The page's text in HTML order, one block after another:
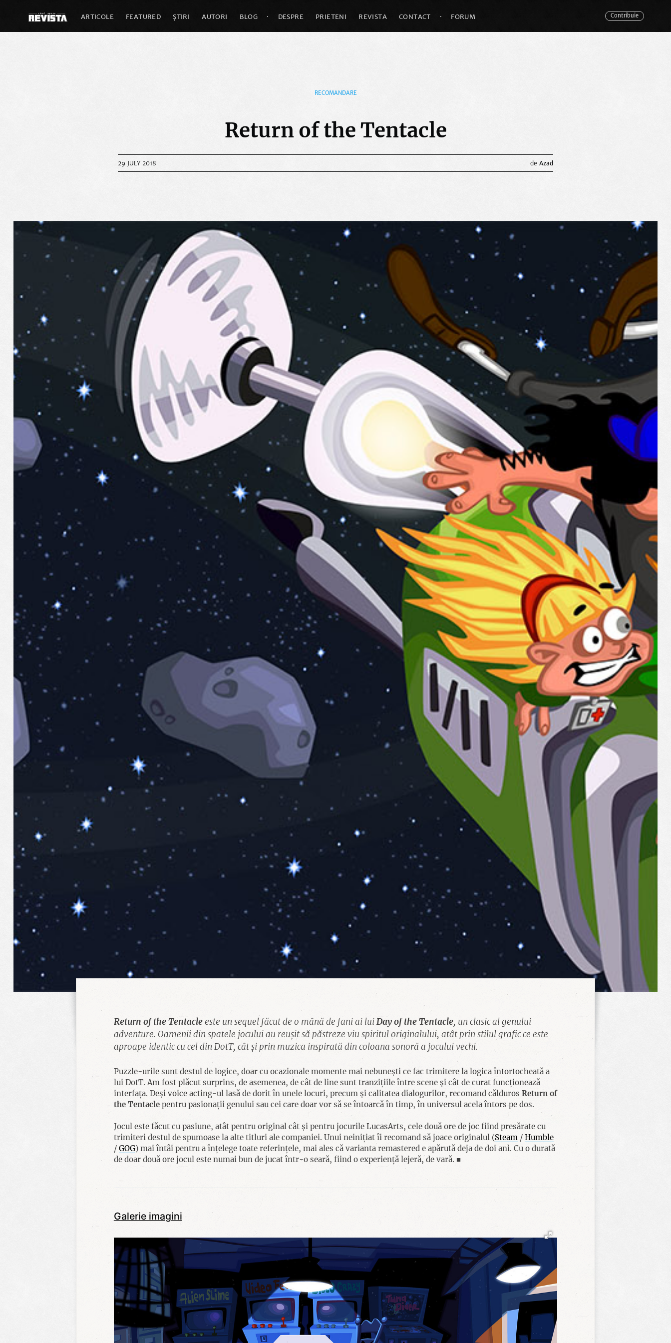
ARTICOLE FEATURED ȘTIRI AUTORI BLOG · DESPRE PRIETENI REVISTA CONTACT · FORUM Contribuie
RECOMANDARE
Return of the Tentacle
29 JULY 2018 Azad
Return of the Tentacleeste un sequel făcut de o mână de fani ai luiDay of the Tentacle, un clasic al genului
adventure. Oamenii din spatele jocului au reușit să păstreze viu spiritul originalului, atât prin stilul grafic ce este
aproape identic cu cel din DotT, cât și prin muzica inspirată din coloana sonoră a jocului vechi.
Puzzle-urile sunt destul de logice, doar cu ocazionale momente mai nebunești ce fac trimitere la logica întortocheată a
lui DotT. Am fost plăcut surprins, de asemenea, de cât de line sunt tranzițiile între scene și cât de curat funcționează
interfața. Deși voice acting-ul lasă de dorit în unele locuri, precum și calitatea dialogurilor, recomand călduros Return of
the Tentaclepentru pasionații genului sau cei care doar vor să se întoarcă în timp, în universul acela întors pe dos.
Jocul este făcut cu pasiune, atât pentru original cât și pentru jocurile LucasArts, cele două ore de joc fiind presărate cu
trimiteri destul de spumoase la alte titluri ale companiei. Unui neinițiat îi recomand să joace originalul (Steam/ Humble
/ GOG) mai întâi pentru a înțelege toate referințele, mai ales că varianta remastered e apărută deja de doi ani. Cu o durată
de doar două ore jocul este numai bun de jucat într-o seară, fiind o experiență lejeră, de vară. ■
Galerie imagini